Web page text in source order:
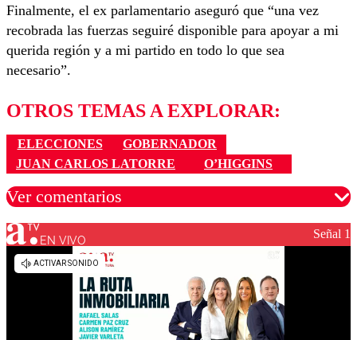
Finalmente, el ex parlamentario aseguró que “una vez
recobrada las fuerzas seguiré disponible para apoyar a mi
querida región y a mi partido en todo lo que sea
necesario”.
OTROS TEMAS A EXPLORAR:
ELECCIONES
GOBERNADOR
JUAN CARLOS LATORRE
O’HIGGINS
Ver comentarios
Los comentarios son moderados para garantizar un
EN VIVO Señal 1